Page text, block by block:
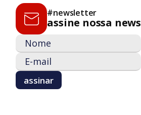
#newsletter
assine nossa news